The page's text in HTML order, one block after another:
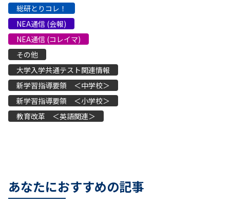
総研とりコレ！
NEA通信 (会報)
NEA通信 (コレイマ)
その他
大学入学共通テスト関連情報
新学習指導要領 ＜中学校＞
新学習指導要領 ＜小学校＞
教育改革 ＜英語関連＞
あなたにおすすめの記事